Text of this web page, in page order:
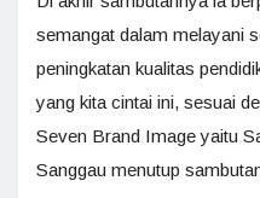
semangat dalam melayani
peningkatan kualitas
yang kita cintai ini, sesuai
Seven Brand Image yaitu
Sanggau menutup